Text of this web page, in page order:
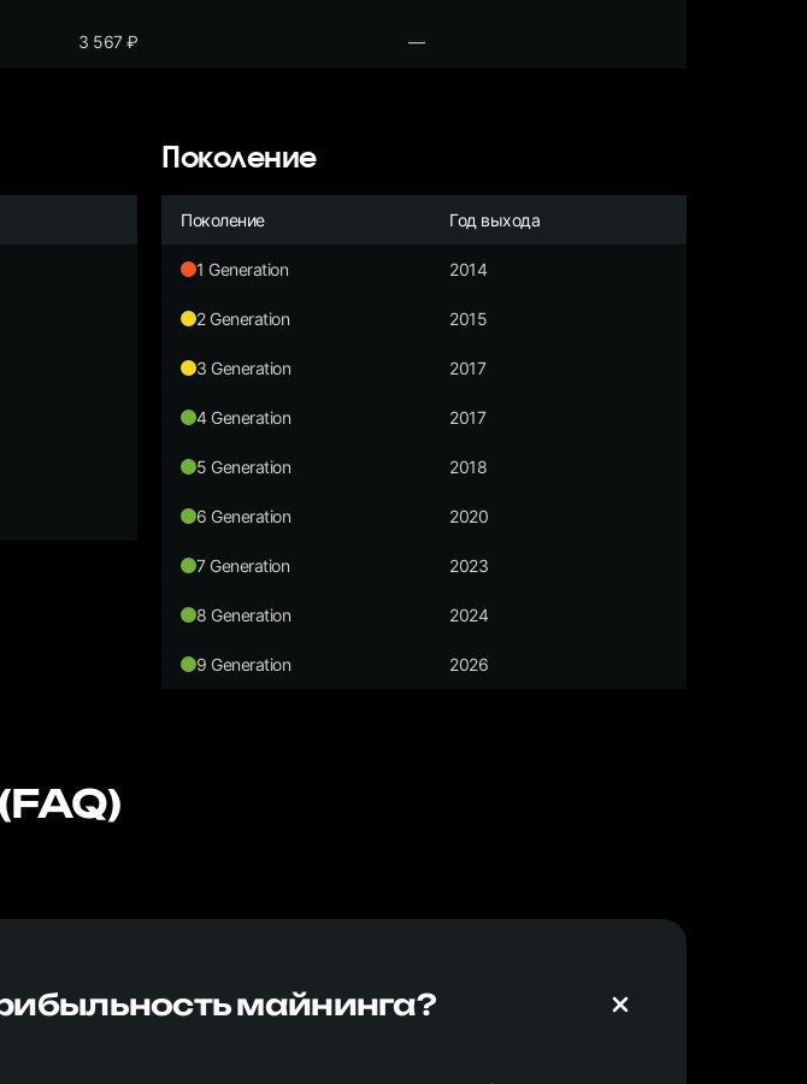
3 567₽ —
Поколение
Поколение Год выхода
1 Generation 2014
2 Generation 2015
3 Generation 2017
4 Generation 2017
5 Generation 2018
6 Generation 2020
7 Generation 2023
8 Generation 2024
9 Generation 2026
майнинга?